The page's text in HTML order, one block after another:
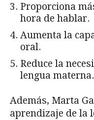
Proporciona
hora de hablar.
Aumenta la
oral.
Reduce la
lengua materna.
Además, Marta
aprendizaje de la